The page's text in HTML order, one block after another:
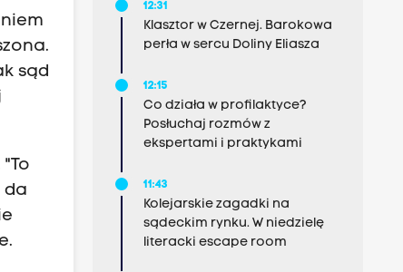
sąd
da
12:31
Klasztor w Czernej. Barokowa
perła w sercu Doliny Eliasza
12:15
Co działa w profilaktyce?
Posłuchaj rozmów z
ekspertami i praktykami
11:43
Kolejarskie zagadki na
sądeckim rynku. W niedzielę
literacki escape room